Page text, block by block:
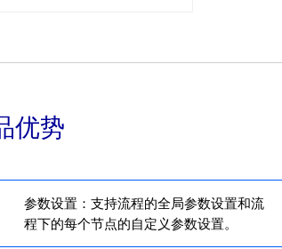
优势
参数设置：支持流程的全局参数设置和流
程下的每个节点的自定义参数设置。